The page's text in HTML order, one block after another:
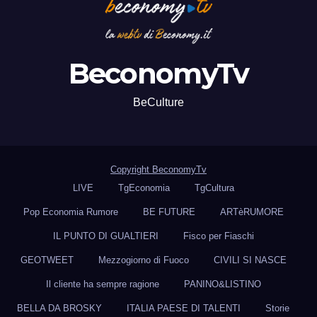
BeconomyTv
BeCulture
Copyright BeconomyTv
LIVE
TgEconomia TgCultura
Pop Economia Rumore BE FUTURE ARTèRUMORE
IL PUNTO DI GUALTIERI Fisco per Fiaschi
GEOTWEET Mezzogiorno di Fuoco CIVILI SI NASCE
Il cliente ha sempre ragione PANINO&LISTINO
BELLA DA BROSKY ITALIA PAESE DI TALENTI Storie